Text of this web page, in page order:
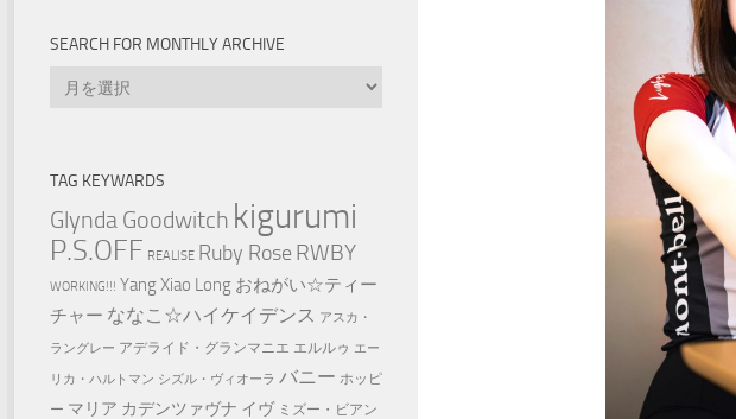
SEARCH FOR MONTHLY ARCHIVE
Search
TAG KEYWARDS
Glynda Goodwitch kigurumi
P.S.OFF REALISE Ruby Rose RWBY
WORKING!!! Yang Xiao Long おねがい☆ティー
チャー ななこ☆ハイケイデンス アスカ・
ラングレー アデライド・グランマニエ エルルゥ エー
リカ・ハルトマン シズル・ヴィオーラ バニー ホッピ
ー マリア カデンツァヴナ イヴ ミズー・ビアン